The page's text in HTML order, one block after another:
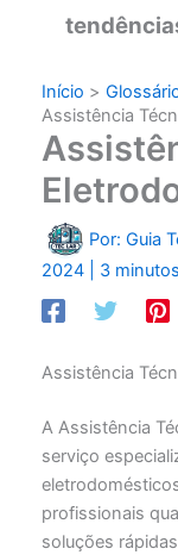
Início
Assistência
Por: Guia
2024
3
Assistência
A Assistência
serviço
profissionais
soluções